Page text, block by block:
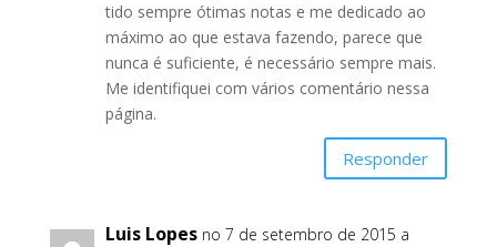
tido sempre ótimas notas e me dedicado ao
máximo ao que estava fazendo, parece que
nunca é suficiente, é necessário sempre mais.
Me identifiquei com vários comentário nessa
página.
Responder
Luis Lopes no 7 de setembro de 2015 a